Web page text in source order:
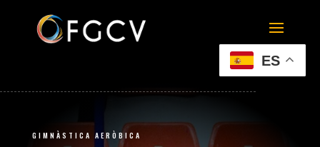
GIMNÀSTICA AERÒBICA
ES